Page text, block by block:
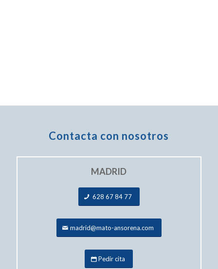
Contacta con nosotros
MADRID
628 67 84 77
madrid@mato-ansorena.com
Pedir cita